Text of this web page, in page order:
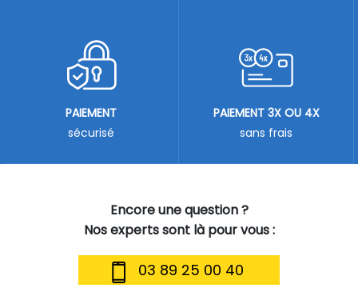
Encore une question ?
Nos experts sont là pour vous :
03 89 25 00 40
PAIEMENT
sécurisé
PAIEMENT 3X OU 4X
sans frais